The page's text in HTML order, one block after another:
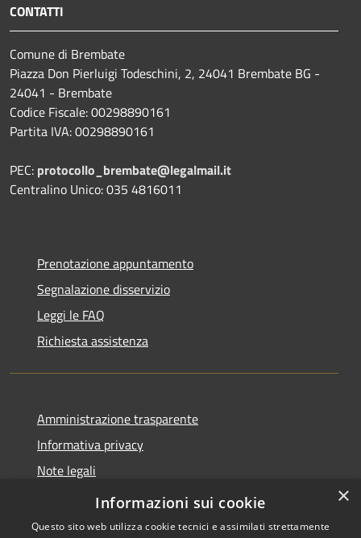
CONTATTI
Comune di Brembate
Piazza Don Pierluigi Todeschini, 2, 24041 Brembate BG -
24041 - Brembate
Codice Fiscale: 00298890161
Partita IVA: 00298890161
PEC: protocollo_brembate@legalmail.it
Centralino Unico: 035 4816011
Prenotazione appuntamento
Segnalazione disservizio
Leggi le FAQ
Richiesta assistenza
Amministrazione trasparente
Informativa privacy
Note legali
Dichiarazione di accessibilità
×
Informazioni sui cookie
Questo sito web utilizza cookie tecnici e assimilati strettamente